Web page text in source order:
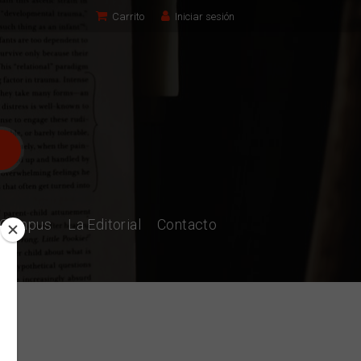
Carrito Iniciar sesión
La Editorial Contacto